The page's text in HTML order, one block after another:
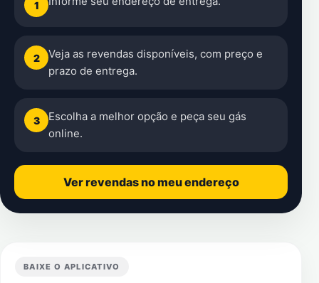
1
2
Veja as revendas disponíveis, com preço e
prazo de entrega.
3
Escolha a melhor opção e peça seu gás
online.
Ver revendas no meu endereço
BAIXE O APLICATIVO